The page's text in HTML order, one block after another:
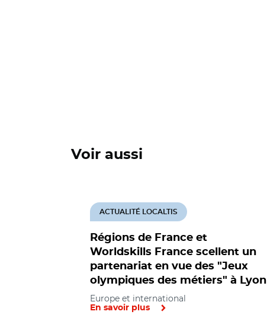
Voir aussi
Régions de France et
Worldskills France scellent un
partenariat en vue des "Jeux
olympiques des métiers" à Lyon
ACTUALITÉ LOCALTIS
Europe et international
En savoir plus